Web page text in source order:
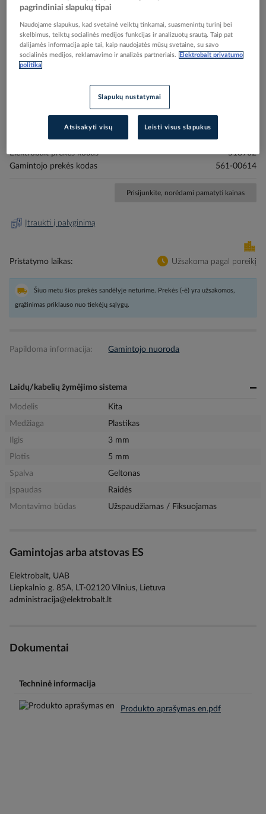
Markiruotė "1" laidui užspaudžiama 0.15-0.75mm2
WIC0 [pak. po 200 vnt.] - HELLERMANN TYTON
Elektrobalt prekės kodas
518902
Gamintojo prekės kodas
561-00614
Prisijunkite, norėdami pamatyti kainas
Įtraukti į palyginimą
Pristatymo laikas Užsakoma pagal poreikį
Šiuo metu šios prekės sandėlyje neturime. Prekės (-ė) yra užsakomos,
grąžinimas priklauso nuo tiekėjų sąlygų.
Papildoma informacija: Gamintojo nuoroda
Laidų/kabelių žymėjimo sistema
Modelis
Kita
Medžiaga
Plastikas
Ilgis
3 mm
Plotis
5 mm
Spalva
Geltonas
Įspaudas
Raidės
Montavimo būdas
Užspaudžiamas / Fiksuojamas
Gamintojas arba atstovas ES
Elektrobalt, UAB
Liepkalnio g. 85A, LT-02120 Vilnius, Lietuva
administracija@elektrobalt.lt
Dokumentai
Techninė informacija
Produkto aprašymas en.pdf
pagrindiniai slapukų tipai
Naudojame slapukus, kad svetainė veiktų tinkamai, suasmenintų turinį bei
skelbimus, teiktų socialinės medijos funkcijas ir analizuotų srautą. Taip pat
dalijamės informacija apie tai, kaip naudojatės mūsų svetaine, su savo
socialinės medijos, reklamavimo ir analizės partneriais.
Elektrobalt privatumo
politika
Slapukų nustatymai
Atsisakyti visų Leisti visus slapukus